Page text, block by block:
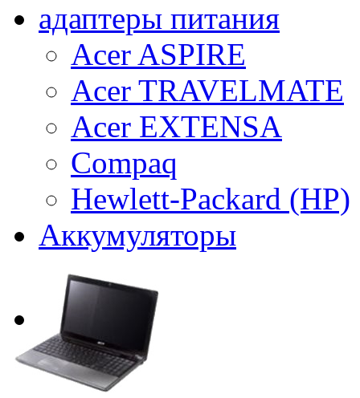
адаптеры питания
Acer ASPIRE
Acer TRAVELMATE
Acer EXTENSA
Compaq
Hewlett-Packard (HP)
Аккумуляторы